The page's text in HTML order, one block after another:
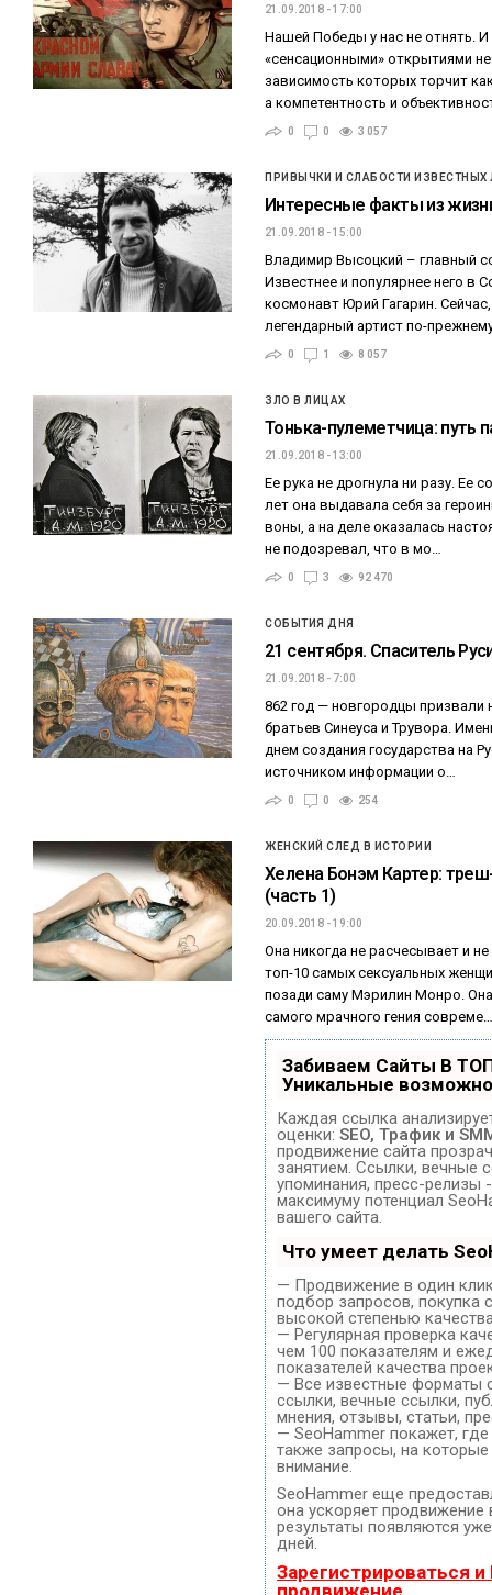
21.09.2018 - 17:00
Нашей Победы у нас не отнять. И
«сенсационными» открытиями
зависимость которых торчит
а компетентность и
0 0 3 057
ПРИВЫЧКИ И СЛАБОСТИ
Интересные факты из
21.09.2018 - 15:00
Владимир Высоцкий – главный
Известнее и популярнее него в
космонавт Юрий Гагарин.
легендарный артист по-
0 1 8 057
ЗЛО В ЛИЦАХ
Тонька-пулеметчица: путь
21.09.2018 - 13:00
Ее рука не дрогнула ни разу. Ее
лет она выдавала себя за
воны, а на деле оказалась
не подозревал, что в мо…
0 3 92 470
СОБЫТИЯ ДНЯ
21 сентября. Спаситель
21.09.2018 - 7:00
862 год — новгородцы призвали
братьев Синеуса и Трувора.
днем создания государства на
источником информации о…
0 0 254
ЖЕНСКИЙ СЛЕД В ИСТОРИИ
Хелена Бонэм Картер:
(часть 1)
20.09.2018 - 19:00
Она никогда не расчесывает и
топ-10 самых сексуальных
позади саму Мэрилин Монро.
самого мрачного гения
Забиваем Сайты В
Уникальные
Каждая ссылка
оценки:SEO, Трафик и
продвижение сайта
занятием. Ссылки, вечные
упоминания, пресс-релизы
максимуму потенциал
вашего сайта.
Что умеет делать
— Продвижение в один
подбор запросов, покупка
высокой степенью
— Регулярная проверка
чем 100 показателям и
показателей качества
— Все известные форматы
ссылки, вечные ссылки,
мнения, отзывы, статьи,
— SeoHammer покажет,
также запросы, на
внимание.
SeoHammer еще
она ускоряет продвижение
результаты появляются
дней.
Зарегистрироваться и
продвижение